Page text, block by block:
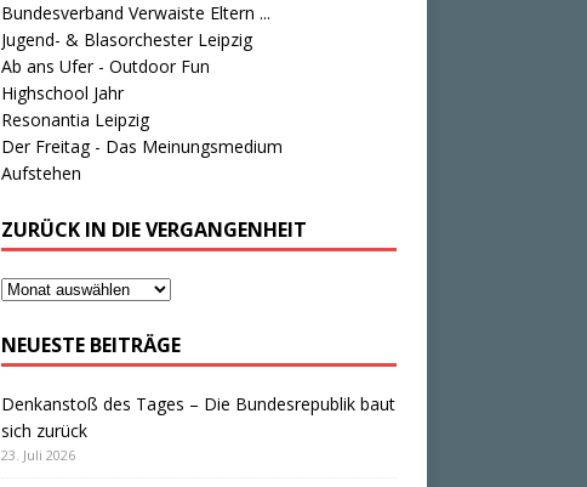
Bundesverband Verwaiste Eltern ...
Jugend- & Blasorchester Leipzig
Ab ans Ufer - Outdoor Fun
Highschool Jahr
Resonantia Leipzig
Der Freitag - Das Meinungsmedium
Aufstehen
ZURÜCK IN DIE VERGANGENHEIT
NEUESTE BEITRÄGE
Denkanstoß des Tages – Die Bundesrepublik baut
sich zurück
23. Juli 2026